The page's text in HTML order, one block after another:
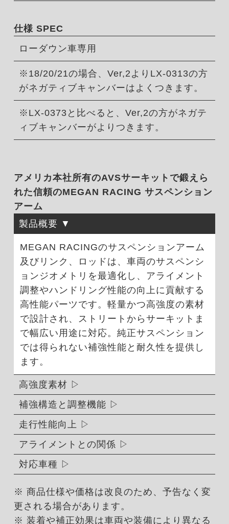
仕様 SPEC
ローダウン車専用
※18/20/21の場合、Ver,2よりLX-0313の方
がネガティブキャンバーはよくつきます。
※LX-0373と比べると、Ver,2の方がネガテ
ィブキャンバーがよりつきます。
アメリカ本社所有のAVSサーキットで鍛えら
れた信頼のMEGAN RACING サスペンション
アーム
製品概要
MEGAN RACINGのサスペンションアーム
及びリンク、ロッドは、車両のサスペンシ
ョンジオメトリを最適化し、アライメント
調整やハンドリング性能の向上に貢献する
高性能パーツです。軽量かつ高強度の素材
で設計され、ストリートからサーキットま
で幅広い用途に対応。純正サスペンション
では得られない補強性能と耐久性を提供し
ます。
高強度素材
補強構造と調整機能
走行性能向上
アライメントとの関係
対応車種
※ 商品仕様や価格は改良のため、予告なく変
更される場合があります。
※ 装着や補正効果は車両や装備により異なる